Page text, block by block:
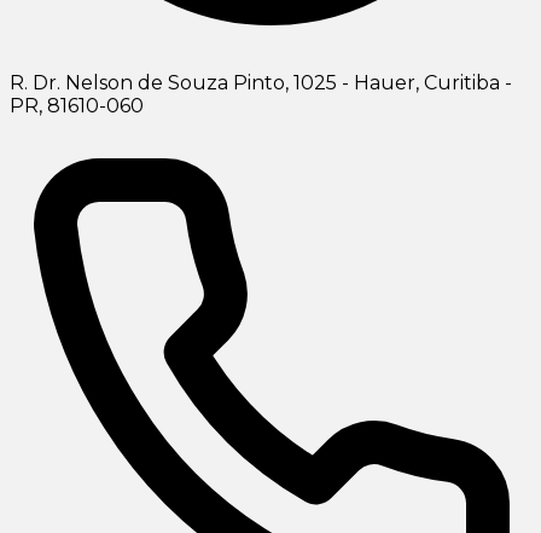
R. Dr. Nelson de Souza Pinto, 1025 - Hauer, Curitiba -
PR, 81610-060